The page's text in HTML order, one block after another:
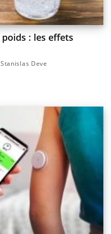
: les effets
Deve